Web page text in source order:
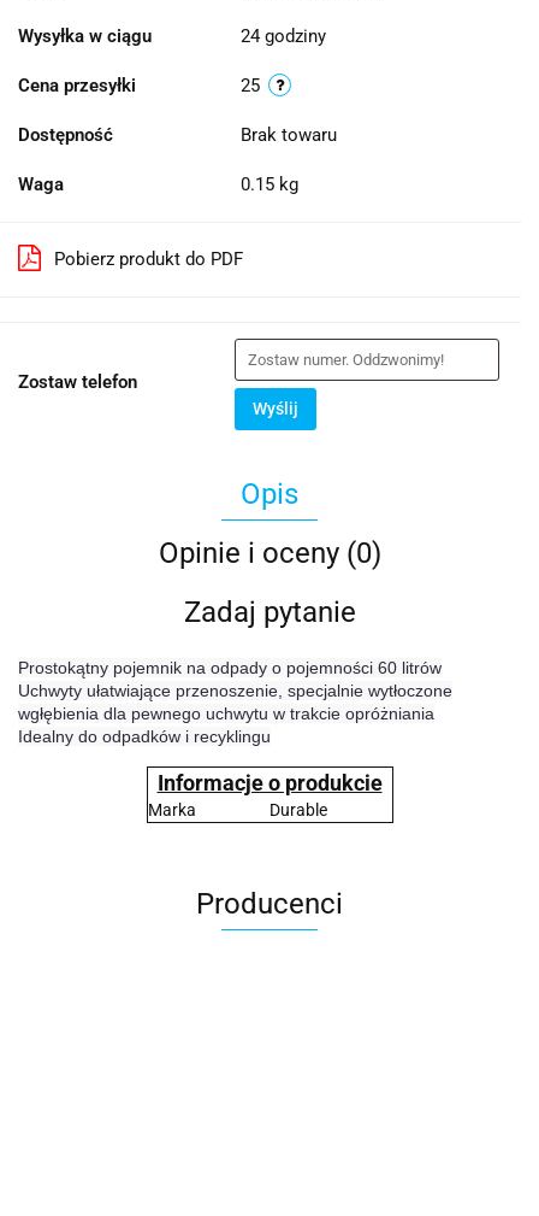
Wysyłka w ciągu 24 godziny
Cena przesyłki 25
Dostępność Brak towaru
Waga 0.15 kg
Pobierz produkt do PDF
Zostaw telefon
Wyślij
Opis
Opinie i oceny (0)
Zadaj pytanie
Prostokątny pojemnik na odpady o pojemności 60 litrów
Uchwyty ułatwiające przenoszenie, specjalnie wytłoczone
wgłębienia dla pewnego uchwytu w trakcie opróżniania
Idealny do odpadków i recyklingu
Informacje o produkcie
Marka Durable
Producenci